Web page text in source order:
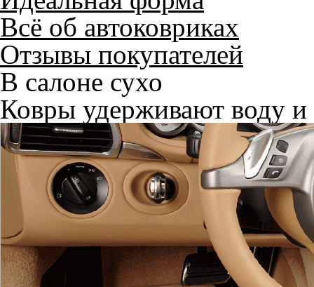
Всё об автоковриках
Отзывы покупателей
В салоне сухо
Ковры удерживают воду и